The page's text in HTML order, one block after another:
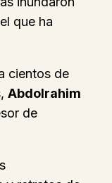
que ha
cientos de
Abdolrahim
de